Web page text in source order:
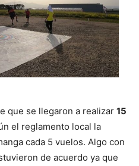
que se llegaron a realizar 15
el reglamento local la
cada 5 vuelos. Algo con
de acuerdo ya que